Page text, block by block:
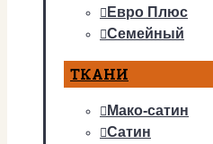
Евро Плюс
Семейный
ТКАНИ
Мако-сатин
Сатин